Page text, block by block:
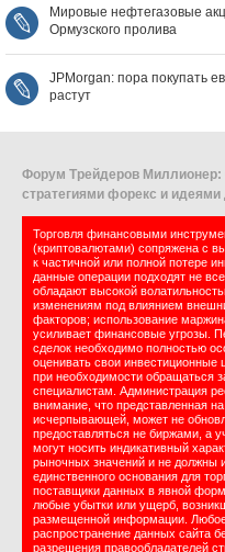
Мировые нефтегазовые
Ормузского пролива
JPMorgan: пора покупать
растут
Форум Трейдеров
стратегиями форекс и идеями
Торговля финансовыми
(криптовалютами) сопряжена с
к частичной или полной потере
данные операции подходят не
обладают высокой
изменениям под влиянием
факторов; использование
усиливает финансовые угрозы.
сделок необходимо полностью
оценивать свои инвестиционные
при необходимости обращаться
специалистам. Администрация
внимание, что представленная
исчерпывающей, может не
предоставляться не биржами, а
могут носить индикативный
рыночных значений и не должны
единственного основания для
поставщики данных в явной
любые убытки или ущерб,
размещенной информации.
распространение данных сайта
разрешения правообладателей